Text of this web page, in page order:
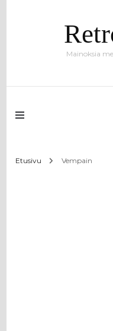
Mainoksia
Etusivu Vempain